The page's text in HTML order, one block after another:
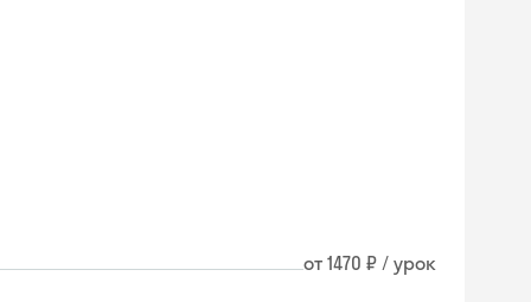
от 1470 ₽ / урок
Skysmart Chat